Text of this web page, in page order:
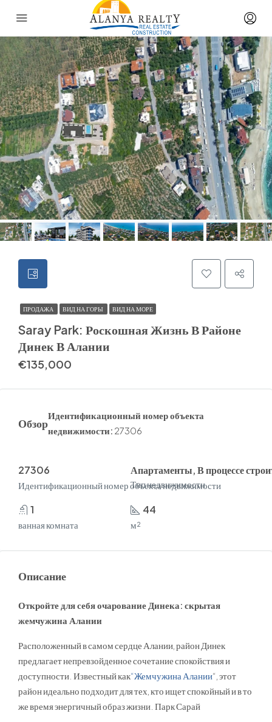
ПРОДАЖА ВИД НА ГОРЫ ВИД НА МОРЕ
Saray Park: Роскошная Жизнь В Районе
Динек В Алании
€135,000
Обзор
Идентификационный номер объекта
недвижимости: 27306
27306
Идентификационный номер объекта недвижимости
Апартаменты, В процессе
Тип недвижимости
1
ванная комната
44
м²
Описание
Откройте для себя очарование Динека: скрытая
жемчужина Алании
Расположенный в самом сердце Алании, район Динек
предлагает непревзойденное сочетание спокойствия и
доступности. Известный как“Жемчужина Алании“, этот
район идеально подходит для тех, кто ищет спокойный и в то
же время энергичный образ жизни. Парк Сарай